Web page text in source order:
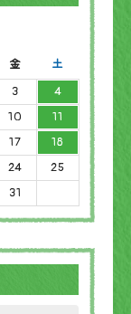
金
土
3
4
10
11
17
18
24
25
31